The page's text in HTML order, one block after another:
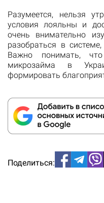
Разумеется, нельзя
условия лояльны и
очень внимательно
разобраться в
Важно понимать, что
микрозайма в
формировать
Поделиться: